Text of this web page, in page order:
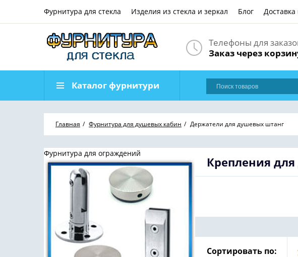
Фурнитура для стекла Изделия из стекла и зеркал Блог Доставка
Телефоны для
Заказ через
Каталог фурнитури
Главная Фурнитура для душевых кабин Держатели для душевых штанг
Фурнитура для ограждений
Крепления
Сортировать по: